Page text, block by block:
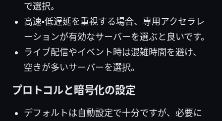
で選択。
高速・低遅延を重視する場合、専用アクセラレ
ーションが有効なサーバーを選ぶと良いです。
ライブ配信やイベント時は混雑時間を避け、
空きが多いサーバーを選択。
プロトコルと暗号化の設定
デフォルトは自動設定で十分ですが、必要に